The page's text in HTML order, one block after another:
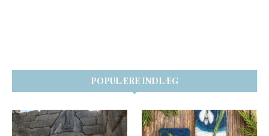
POPULÆRE INDLÆG